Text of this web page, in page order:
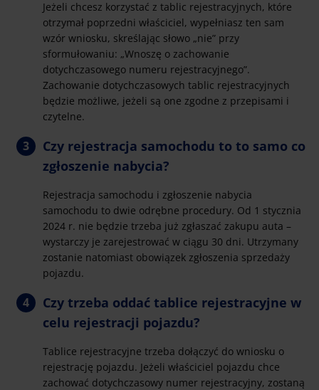
Jeżeli chcesz korzystać z tablic rejestracyjnych, które
otrzymał poprzedni właściciel, wypełniasz ten sam
wzór wniosku, skreślając słowo „nie” przy
sformułowaniu: „Wnoszę o zachowanie
dotychczasowego numeru rejestracyjnego”.
Zachowanie dotychczasowych tablic rejestracyjnych
będzie możliwe, jeżeli są one zgodne z przepisami i
czytelne.
Czy rejestracja samochodu to to samo co
zgłoszenie nabycia?
Rejestracja samochodu i zgłoszenie nabycia
samochodu to dwie odrębne procedury. Od 1 stycznia
2024 r. nie będzie trzeba już zgłaszać zakupu auta –
wystarczy je zarejestrować w ciągu 30 dni. Utrzymany
zostanie natomiast obowiązek zgłoszenia sprzedaży
pojazdu.
Czy trzeba oddać tablice rejestracyjne w
celu rejestracji pojazdu?
Tablice rejestracyjne trzeba dołączyć do wniosku o
rejestrację pojazdu. Jeżeli właściciel pojazdu chce
zachować dotychczasowy numer rejestracyjny, zostaną